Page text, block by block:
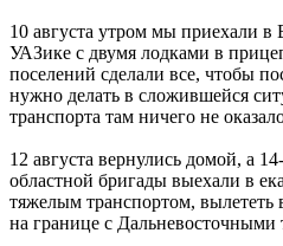
10 августа утром мы приехали
УАЗике с двумя лодками в
поселений сделали все, чтобы
нужно делать в сложившейся
транспорта там ничего не
12 августа вернулись домой, а
областной бригады выехали в
тяжелым транспортом, вылететь
на границе с Дальневосточными